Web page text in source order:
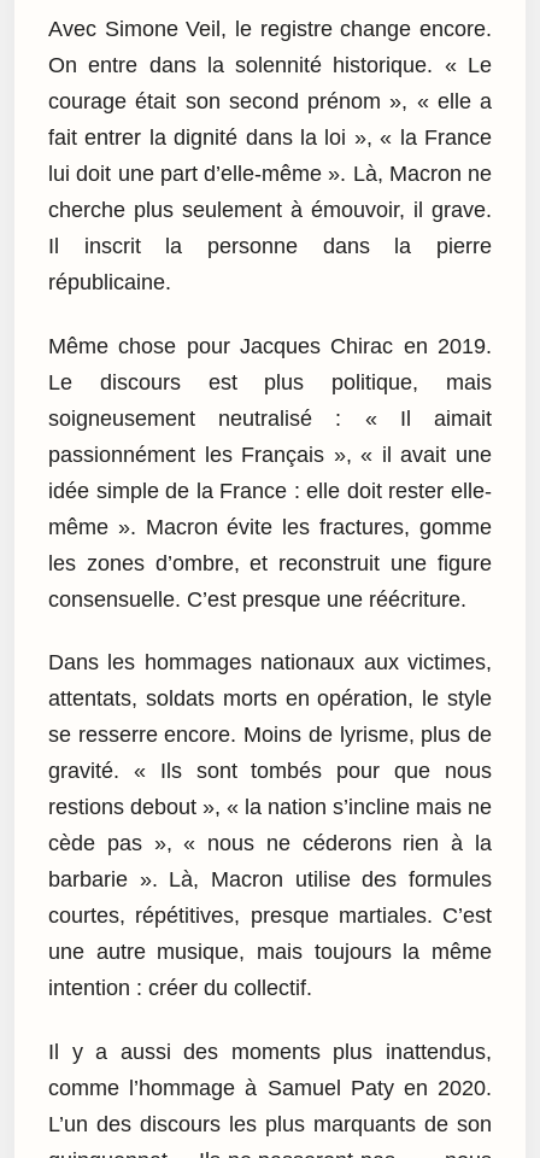
Avec Simone Veil, le registre change encore.
On entre dans la solennité historique. « Le
courage était son second prénom », « elle a
fait entrer la dignité dans la loi », « la France
lui doit une part d’elle-même ». Là, Macron ne
cherche plus seulement à émouvoir, il grave.
Il inscrit la personne dans la pierre
républicaine.
Même chose pour Jacques Chirac en 2019.
Le discours est plus politique, mais
soigneusement neutralisé : « Il aimait
passionnément les Français », « il avait une
idée simple de la France : elle doit rester elle-
même ». Macron évite les fractures, gomme
les zones d’ombre, et reconstruit une figure
consensuelle. C’est presque une réécriture.
Dans les hommages nationaux aux victimes,
attentats, soldats morts en opération, le style
se resserre encore. Moins de lyrisme, plus de
gravité. « Ils sont tombés pour que nous
restions debout », « la nation s’incline mais ne
cède pas », « nous ne céderons rien à la
barbarie ». Là, Macron utilise des formules
courtes, répétitives, presque martiales. C’est
une autre musique, mais toujours la même
intention : créer du collectif.
Il y a aussi des moments plus inattendus,
comme l’hommage à Samuel Paty en 2020.
L’un des discours les plus marquants de son